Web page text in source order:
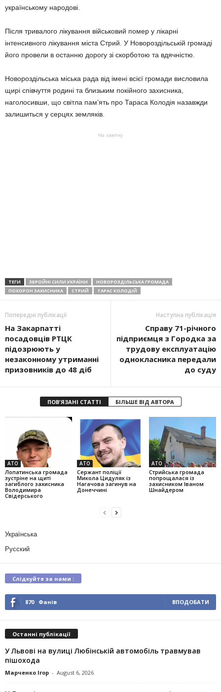
українському народові.
Після тривалого лікування військовий помер у лікарні
інтенсивного лікування міста Стрий. У Новороздільській громаді
його провели в останню дорогу зі скорботою та вдячністю.
Новороздільська міська рада від імені всієї громади висловила
щирі співчуття родині та близьким покійного захисника,
наголосивши, що світла пам’ять про Тараса Колодія назавжди
залишиться у серцях земляків.
На замітку
ТЕГИ ЗБРОЙНІ СИЛИ УКРАЇНИ
НОВОРОЗДІЛЬСЬКА ГРОМАДА
ПОХОРОН ЗАХИСНИКА
СТРИЙ ТАРАС КОЛОДІЙ
Попередні публікації
На Закарпатті
посадовців РТЦК
підозрюють у
незаконному утриманні
призовників до 48 діб
Наступна публікація
Справу 71-річного
підприємця з Городка за
трудову експлуатацію
однокласника передали
до суду
ПОВ'ЯЗАНІ СТАТТІ БІЛЬШЕ ВІД АВТОРА
АТО
Лопатинська громада
зустріне на щиті
загиблого захисника
Володимира
Свідерського
АТО
Сержант поліції
Микола Цидуляк із
Нагачова загинув на
Донеччині
АТО
Стрийська громада
попрощалася із
захисником Іваном
Шнайдером
Українська
Русский
Слідкуйте за нами :
870 Фанів ВПОДОБАТИ
Останні публікації
У Львові на вулиці Любінській автомобіль травмував
пішохода
Марченко Ігор - August 6, 2026